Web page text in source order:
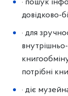
· пошук
довідково-
· для
потрібні
· діє